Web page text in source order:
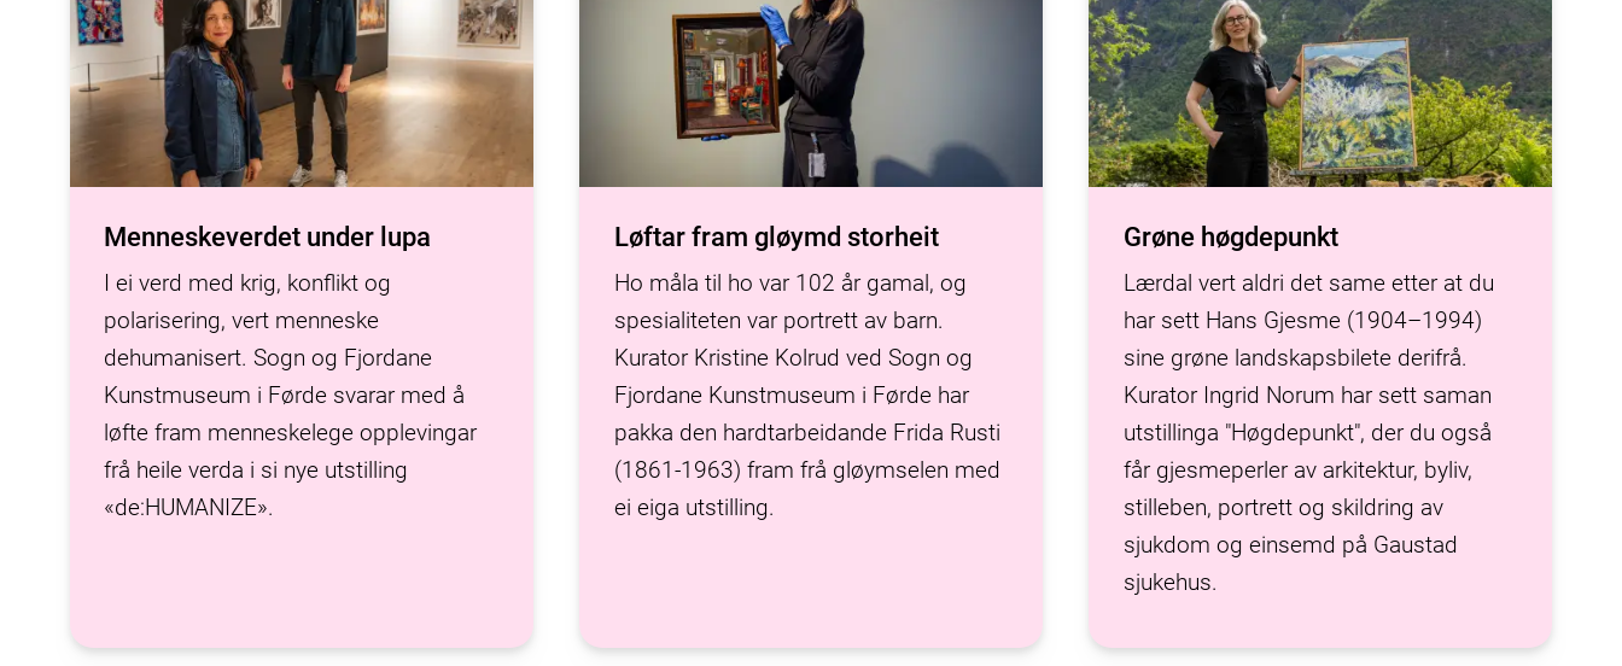
Menneskeverdet under lupa
I ei verd med krig, konflikt og
polarisering, vert menneske
dehumanisert. Sogn og Fjordane
Kunstmuseum i Førde svarar med å
løfte fram menneskelege opplevingar
frå heile verda i si nye utstilling
«de:HUMANIZE».
Løftar fram gløymd storheit
Ho måla til ho var 102 år gamal, og
spesialiteten var portrett av barn.
Kurator Kristine Kolrud ved Sogn og
Fjordane Kunstmuseum i Førde har
pakka den hardtarbeidande Frida Rusti
(1861-1963) fram frå gløymselen med
ei eiga utstilling.
Grøne høgdepunkt
Lærdal vert aldri det same etter at du
har sett Hans Gjesme (1904–1994)
sine grøne landskapsbilete derifrå.
Kurator Ingrid Norum har sett saman
utstillinga "Høgdepunkt", der du også
får gjesmeperler av arkitektur, byliv,
stilleben, portrett og skildring av
sjukdom og einsemd på Gaustad
sjukehus.